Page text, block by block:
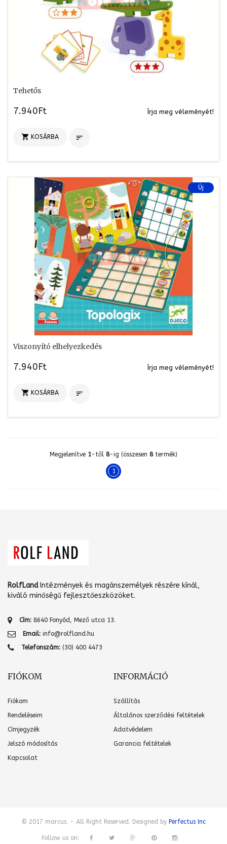
Tehetős
7.940Ft Írja meg véleményét!
 KOSÁRBA 
Új
Viszonyító elhelyezkedés
7.940Ft Írja meg véleményét!
 KOSÁRBA 
Megjelenítve 1-től 8-ig (összesen 8termék)
1
RolfLandIntézmények és magánszemélyek részére kínál,
kiváló minőségű fejlesztőeszközöket.
Cím: 8640 Fonyód, Mező utca 13.
Email: info@rolfland.hu
Telefonszám: (30) 400 4473
FIÓKOM
Fiókom
Rendeléseim
Címjegyzék
Jelszó módosítás
Kapcsolat
INFORMÁCIÓ
Szállítás
Általános szerződési feltételek
Adatvédelem
Garancia feltételek
© 2017 marcus. - All Right Reserved. Designed by Perfectus Inc
Follow us on: